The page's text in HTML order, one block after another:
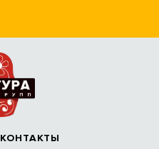
КОНТАКТЫ